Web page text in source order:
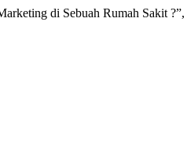
di Sebuah Rumah Sakit ?”,